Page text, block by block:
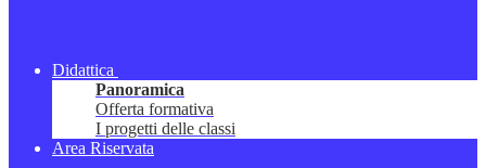
Didattica
Panoramica
Offerta formativa
I progetti delle classi
Area Riservata